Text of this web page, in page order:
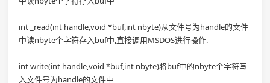
int _read(int handle,void *buf,int nbyte)从文件号为handle的文件
中读nbyte个字符存入buf中,直接调用MSDOS进行操作.
int write(int handle,void *buf,int nbyte)将buf中的nbyte个字符写
入文件号为handle的文件中